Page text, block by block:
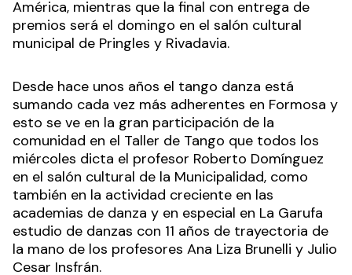
Morales, Gabriel Ponce, Jonathan Spitel y
Betsabet Flores. Las instancias de clasificación se
desarrollarán hoy y mañana en el Club Sol de
premios será el domingo en el salón cultural
municipal de Pringles y Rivadavia.
Desde hace unos años el tango danza está
sumando cada vez más adherentes en Formosa y
esto se ve en la gran participación de la
comunidad en el Taller de Tango que todos los
miércoles dicta el profesor Roberto Domínguez
en el salón cultural de la Municipalidad, como
también en la actividad creciente en las
academias de danza y en especial en La Garufa